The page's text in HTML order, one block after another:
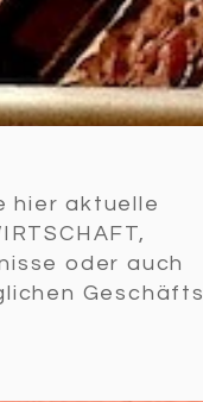
hier aktuelle
oder auch
Geschäfts